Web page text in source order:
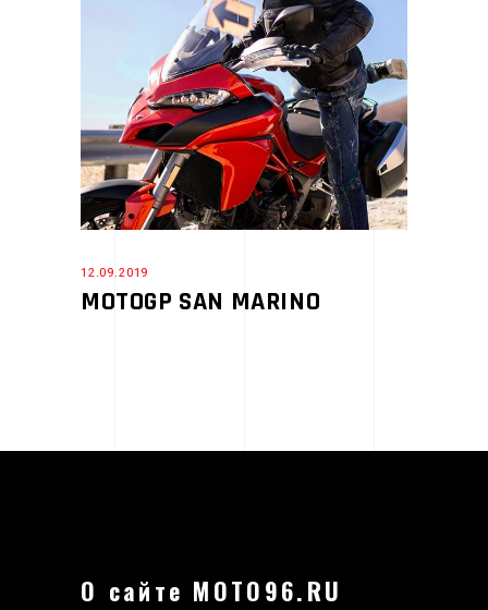
12.09.2019
MOTOGP SAN MARINO
О сайте MOTO96.RU